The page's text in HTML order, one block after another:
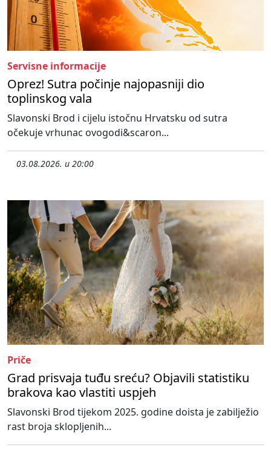
Servisne informacije
Oprez! Sutra počinje najopasniji dio
toplinskog vala
Slavonski Brod i cijelu istočnu Hrvatsku od sutra
očekuje vrhunac ovogodi&scaron...
03.08.2026. u 20:00
Priče
Grad prisvaja tuđu sreću? Objavili statistiku
brakova kao vlastiti uspjeh
Slavonski Brod tijekom 2025. godine doista je zabilježio
rast broja sklopljenih...